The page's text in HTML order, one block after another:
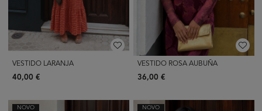
VESTIDO LARANJA
40,00 €
VESTIDO ROSA AUBUÑA
36,00 €
NOVO NOVO